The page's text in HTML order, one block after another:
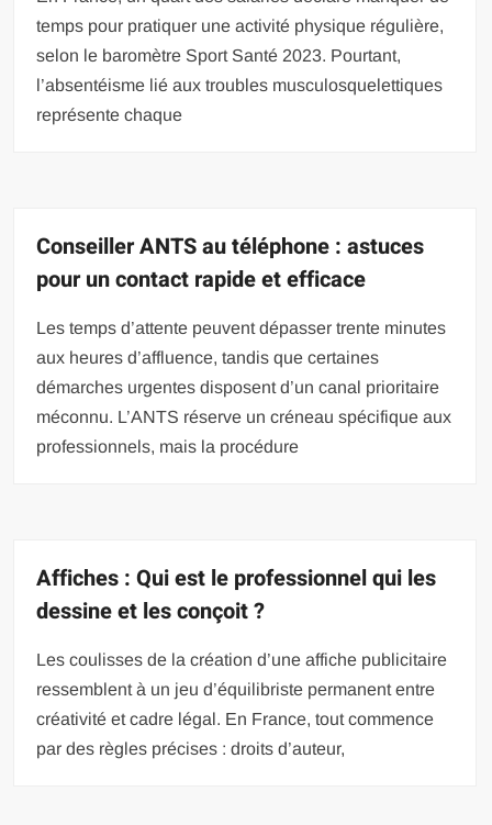
temps pour pratiquer une activité physique régulière,
selon le baromètre Sport Santé 2023. Pourtant,
l’absentéisme lié aux troubles musculosquelettiques
représente chaque
Conseiller ANTS au téléphone : astuces
pour un contact rapide et efficace
Les temps d’attente peuvent dépasser trente minutes
aux heures d’affluence, tandis que certaines
démarches urgentes disposent d’un canal prioritaire
méconnu. L’ANTS réserve un créneau spécifique aux
professionnels, mais la procédure
Affiches : Qui est le professionnel qui les
dessine et les conçoit ?
Les coulisses de la création d’une affiche publicitaire
ressemblent à un jeu d’équilibriste permanent entre
créativité et cadre légal. En France, tout commence
par des règles précises : droits d’auteur,